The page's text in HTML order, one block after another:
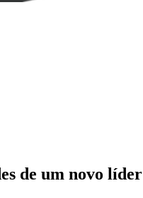
de um novo líder